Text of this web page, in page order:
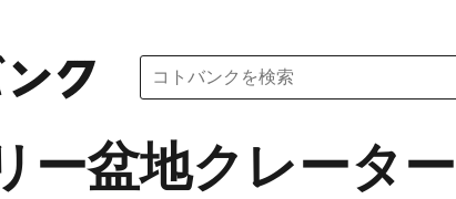
ー盆地クレーター